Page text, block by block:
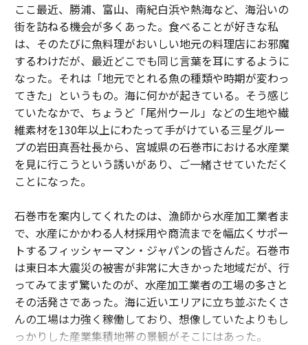
ここ最近、勝浦、富山、南紀白浜や熱海など、海沿いの
街を訪ねる機会が多くあった。食べることが好きな私
は、そのたびに魚料理がおいしい地元の料理店にお邪魔
するわけだが、最近どこでも同じ言葉を耳にするように
なった。それは「地元でとれる魚の種類や時期が変わっ
てきた」というもの。海に何かが起きている。そう感じ
ていたなかで、ちょうど「尾州ウール」などの生地や繊
維素材を130年以上にわたって手がけている三星グルー
プの岩田真吾社長から、宮城県の石巻市における水産業
を見に行こうという誘いがあり、ご一緒させていただく
ことになった。
石巻市を案内してくれたのは、漁師から水産加工業者ま
で、水産にかかわる人材採用や商流までを幅広くサポー
トするフィッシャーマン・ジャパンの皆さんだ。石巻市
は東日本大震災の被害が非常に大きかった地域だが、行
ってみてまず驚いたのが、水産加工業者の工場の多さと
その活発さであった。海に近いエリアに立ち並ぶたくさ
んの工場は力強く稼働しており、想像していたよりもし
っかりした産業集積地帯の景観がそこにはあった。